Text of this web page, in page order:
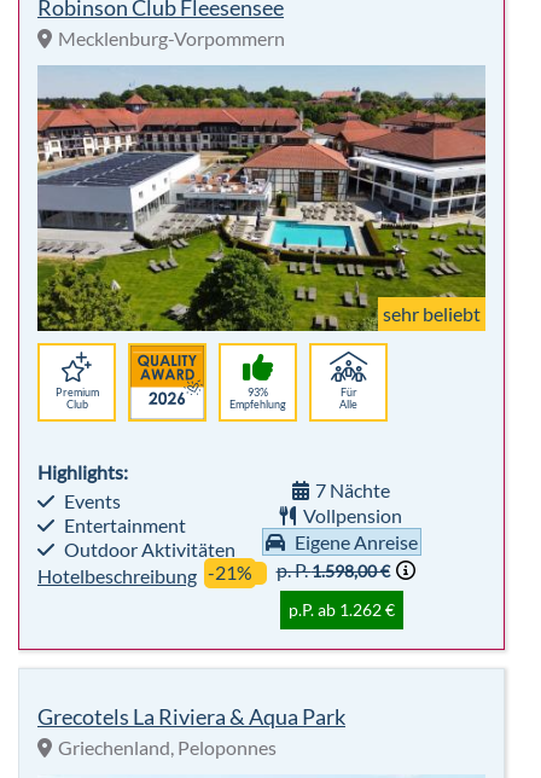
sehr beliebt
Club
93%
Empfehlung
Für
Alle
Highlights:
Events
Entertainment
Outdoor Aktivitäten
Hotelbeschreibung
7 Nächte
Vollpension
Eigene Anreise
-21%
1.598,00 €
p.P. ab 1.262 €
Grecotels La Riviera & Aqua Park
Griechenland, Peloponnes